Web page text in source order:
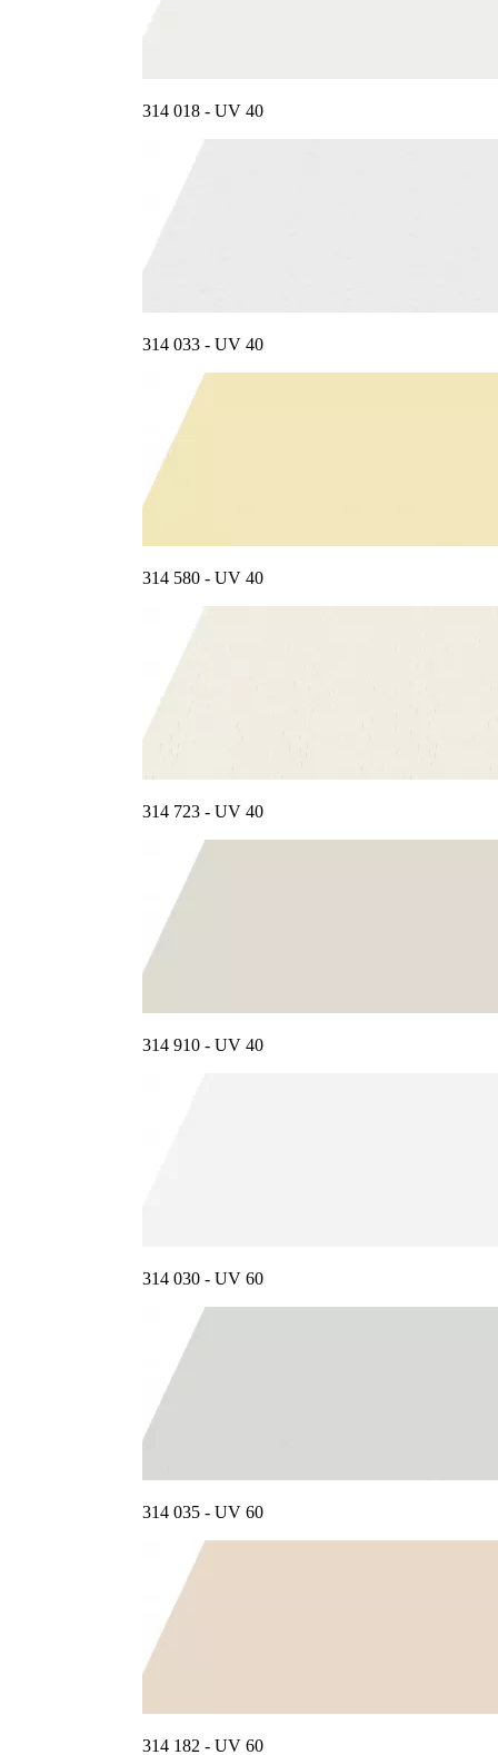
314 018 - UV 40
314 033 - UV 40
314 580 - UV 40
314 723 - UV 40
314 910 - UV 40
314 030 - UV 60
314 035 - UV 60
314 182 - UV 60